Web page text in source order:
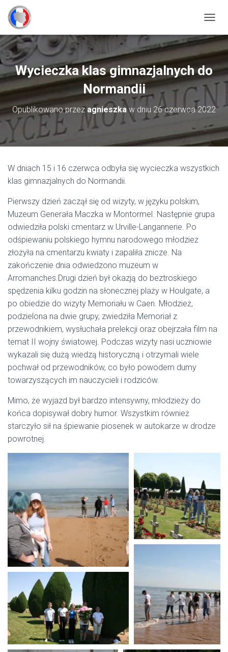
R
Z
E
Ą
Z
N
A
G
J
Wycieczka klas gimnazjalnych do
Normandii
Opublikowano przez agnieszkaw dniu 26 czerwca 2022
W dniach 15 i 16 czerwca odbyła się wycieczka wszystkich
klas gimnazjalnych do Normandii.
Pierwszy dzień zaczął się od wizyty, w języku polskim,
Muzeum Generała Maczka w Montormel. Następnie grupa
odwiedziła polski cmentarz w Urville-Langannerie. Po
odśpiewaniu polskiego hymnu narodowego młodzież
złożyła na cmentarzu kwiaty i zapaliła znicze. Na
zakończenie dnia odwiedzono muzeum w
Arromanches.Drugi dzień był okazją do beztroskiego
spędzenia kilku godzin na słonecznej plaży w Houlgate, a
po obiedzie do wizyty Memoriału w Caen. Młodzież,
podzielona na dwie grupy, zwiedziła Memoriał z
przewodnikiem, wysłuchała prelekcji oraz obejrzała film na
temat II wojny światowej. Podczas wizyty nasi uczniowie
wykazali się dużą wiedzą historyczną i otrzymali wiele
pochwał od przewodników, co było powodem dumy
towarzyszących im nauczycieli i rodziców.
Mimo, że wyjazd był bardzo intensywny, młodzieży do
końca dopisywał dobry humor. Wszystkim również
starczyło sił na śpiewanie piosenek w autokarze w drodze
powrotnej.